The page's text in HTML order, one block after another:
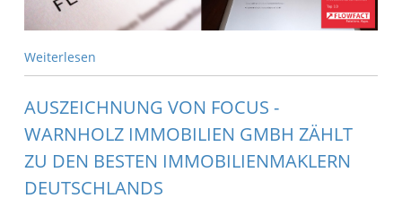
Weiterlesen
AUSZEICHNUNG VON FOCUS -
WARNHOLZ IMMOBILIEN GMBH ZÄHLT
ZU DEN BESTEN IMMOBILIENMAKLERN
DEUTSCHLANDS